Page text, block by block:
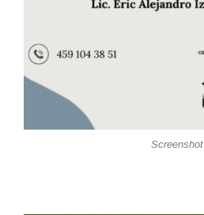
Screenshot